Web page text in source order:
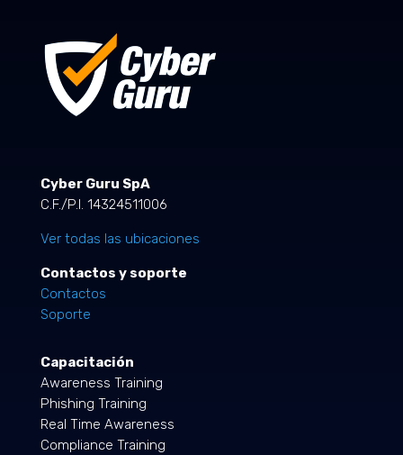
Cyber Guru SpA
C.F./P.I. 14324511006
Ver todas las ubicaciones
Contactos y soporte
Contactos
Soporte
Capacitación
Awareness Training
Phishing Training
Real Time Awareness
Compliance Training